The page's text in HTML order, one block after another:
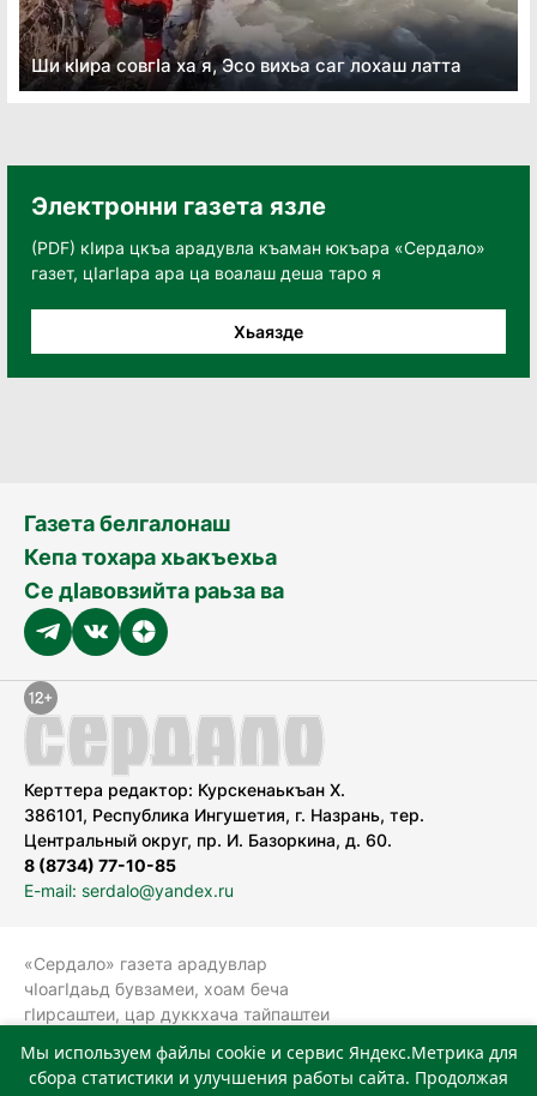
Ши кӏира совгӏа ха я, Эсо вихьа саг лохаш латта
Электронни газета язле
(PDF) кӀира цкъа арадувла къаман юкъара «Сердало»
газет, цӀагӀара ара ца воалаш деша таро я
Хьаязде
Газета белгалонаш
Кепа тохара хьакъехьа
Се дӀавовзийта раьза ва
Керттера редактор: Курскенаькъан Х.
386101, Республика Ингушетия, г. Назрань, тер.
Центральный округ, пр. И. Базоркина, д. 60.
8 (8734) 77-10-85
E-mail: serdalo@yandex.ru
«Сердало» газета арадувлар
чIоагIдаьд бувзамеи, хоам беча
гIирсаштеи, цар дуккхача тайпаштеи
болхлоша (Роскомнадзор).
Реестровая запись СМИ: ЭЛ № ФС 77-
Мы используем файлы cookie и сервис Яндекс.Метрика для
сбора статистики и улучшения работы сайта. Продолжая